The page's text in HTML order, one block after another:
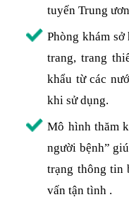
tuyến Trung
Phòng khám
trang, trang
khẩu từ các
khi sử dụng.
Mô hình thăm
người bệnh”
trạng thông tin
vấn tận tình .